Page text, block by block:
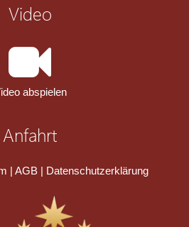
Video
abspielen
Anfahrt
| AGB| Datenschutzerklärung